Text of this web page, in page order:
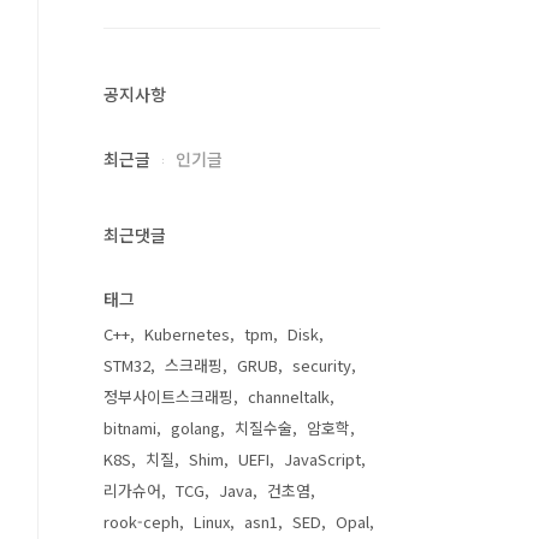
공지사항
최근글 인기글
최근댓글
태그
C++ Kubernetes tpm
Disk
STM32
스크래핑 GRUB
security
정부사이트스크래핑
channeltalk
bitnami
golang 치질수술
암호학
K8S
치질 Shim UEFI
JavaScript
리가슈어
TCG Java
건초염
rook-ceph
Linux asn1 SED Opal